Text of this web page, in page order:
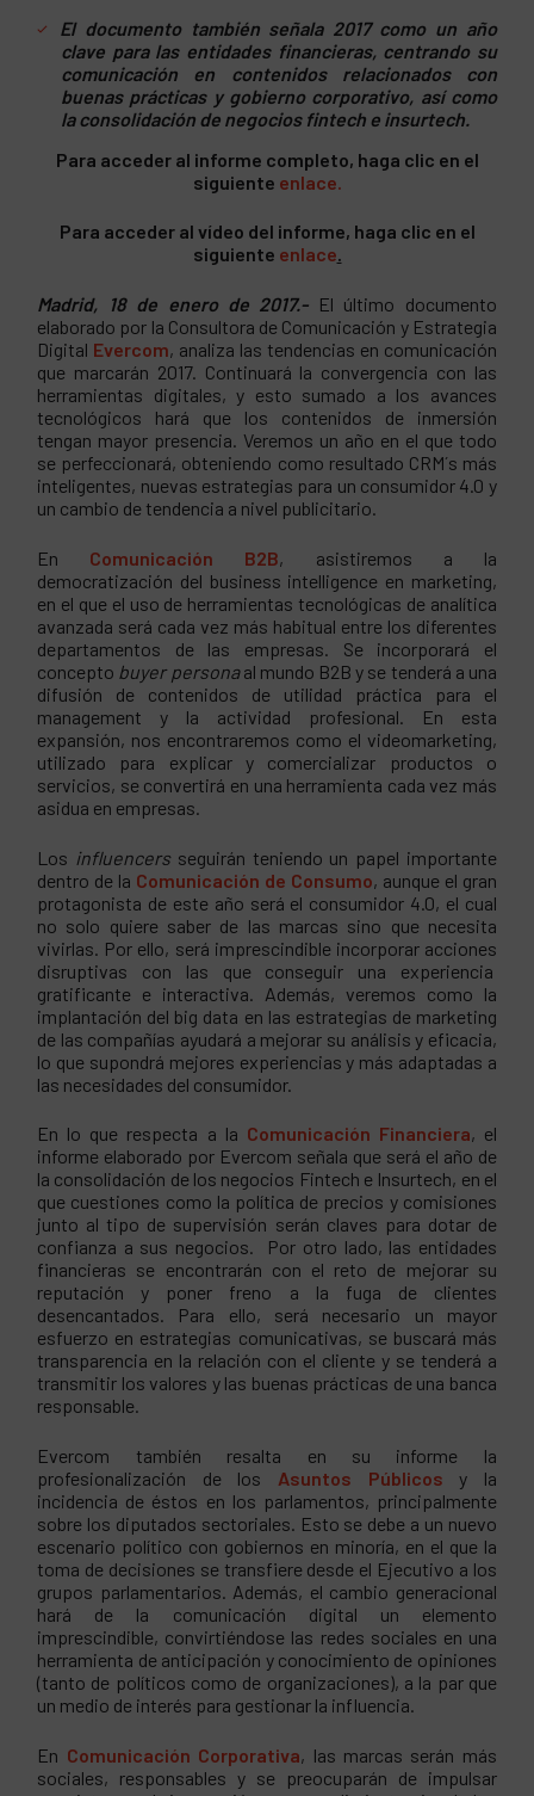
El documento también señala 2017 como un año
clave para las entidades financieras, centrando su
comunicación en contenidos relacionados con
buenas prácticas y gobierno corporativo, así como
la consolidación de negocios fintech e insurtech.
Para acceder al informe completo, haga clic en el
siguiente enlace.
Para acceder al vídeo del informe, haga clic en el
siguiente enlace.
Madrid, 18 de enero de 2017.- El último documento
elaborado por la Consultora de Comunicación y Estrategia
Digital Evercom, analiza las tendencias en comunicación
que marcarán 2017. Continuará la convergencia con las
herramientas digitales, y esto sumado a los avances
tecnológicos hará que los contenidos de inmersión
tengan mayor presencia. Veremos un año en el que todo
se perfeccionará, obteniendo como resultado CRM´s más
inteligentes, nuevas estrategias para un consumidor 4.0 y
un cambio de tendencia a nivel publicitario.
En Comunicación B2B, asistiremos a la
democratización del business intelligence en marketing,
en el que el uso de herramientas tecnológicas de analítica
avanzada será cada vez más habitual entre los diferentes
departamentos de las empresas. Se incorporará el
concepto buyer personaal mundo B2B y se tenderá a una
difusión de contenidos de utilidad práctica para el
management y la actividad profesional. En esta
expansión, nos encontraremos como el videomarketing,
utilizado para explicar y comercializar productos o
servicios, se convertirá en una herramienta cada vez más
asidua en empresas.
Los influencersseguirán teniendo un papel importante
dentro de la Comunicación de Consumo, aunque el gran
protagonista de este año será el consumidor 4.0, el cual
no solo quiere saber de las marcas sino que necesita
vivirlas. Por ello, será imprescindible incorporar acciones
disruptivas con las que conseguir una experiencia
gratificante e interactiva. Además, veremos como la
implantación del big data en las estrategias de marketing
de las compañías ayudará a mejorar su análisis y eficacia,
lo que supondrá mejores experiencias y más adaptadas a
las necesidades del consumidor.
En lo que respecta a la Comunicación Financiera, el
informe elaborado por Evercom señala que será el año de
la consolidación de los negocios Fintech e Insurtech, en el
que cuestiones como la política de precios y comisiones
junto al tipo de supervisión serán claves para dotar de
confianza a sus negocios. Por otro lado, las entidades
financieras se encontrarán con el reto de mejorar su
reputación y poner freno a la fuga de clientes
desencantados. Para ello, será necesario un mayor
esfuerzo en estrategias comunicativas, se buscará más
transparencia en la relación con el cliente y se tenderá a
transmitir los valores y las buenas prácticas de una banca
responsable.
Evercom también resalta en su informe la
profesionalización de los Asuntos Públicos y la
incidencia de éstos en los parlamentos, principalmente
sobre los diputados sectoriales. Esto se debe a un nuevo
escenario político con gobiernos en minoría, en el que la
toma de decisiones se transfiere desde el Ejecutivo a los
grupos parlamentarios. Además, el cambio generacional
hará de la comunicación digital un elemento
imprescindible, convirtiéndose las redes sociales en una
herramienta de anticipación y conocimiento de opiniones
(tanto de políticos como de organizaciones), a la par que
un medio de interés para gestionar la influencia.
En Comunicación Corporativa, las marcas serán más
sociales, responsables y se preocuparán de impulsar